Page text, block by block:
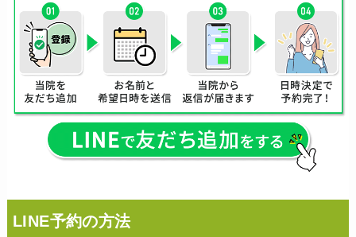
LINE予約の方法